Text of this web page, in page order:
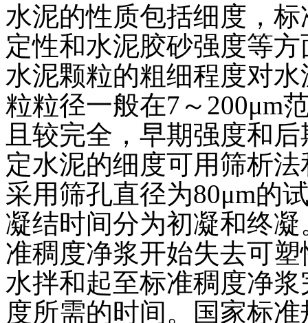
水泥的性质包括细度，
定性和水泥胶砂强度等
水泥颗粒的粗细程度对
粒粒径一般在7～200μm
且较完全，早期强度和
定水泥的细度可用筛析
采用筛孔直径为80μm的
凝结时间分为初凝和终
准稠度净浆开始失去可
水拌和起至标准稠度净
度所需的时间。国家标